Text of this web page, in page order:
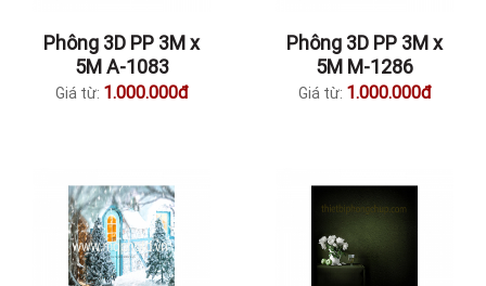
Phông 3D PP 3M x
5M A-1083
Giá từ: 1.000.000đ
Phông 3D PP 3M x
5M M-1286
Giá từ: 1.000.000đ